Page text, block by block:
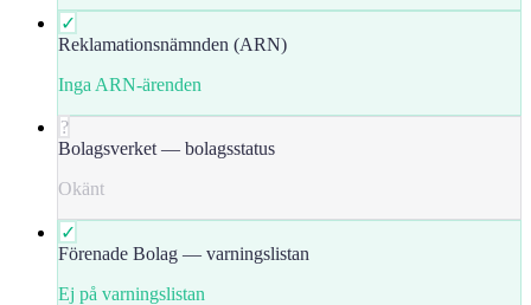
✓
Reklamationsnämnden (ARN)
Inga ARN-ärenden
?
Bolagsverket — bolagsstatus
Okänt
✓
Förenade Bolag — varningslistan
Ej på varningslistan